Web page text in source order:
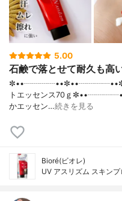
5.00
石鹸で落とせて耐久も高
✼••┈┈┈┈••✼••┈┈┈┈••✼ビ
トエッセンス70ｇ
かエッセン…続きを見る
Bioré(ビオレ)
UV アスリズム スキン